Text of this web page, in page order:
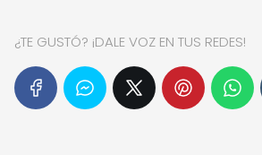
¿TE GUSTÓ? ¡DALE VOZ EN TUS REDES!